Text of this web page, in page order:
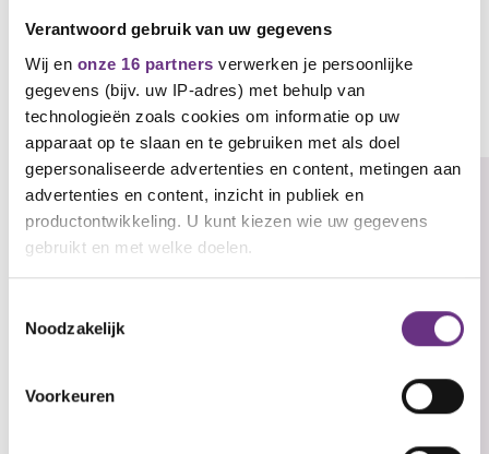
Verantwoord gebruik van uw gegevens
Wij en onze 16 partners verwerken je persoonlijke
gegevens (bijv. uw IP-adres) met behulp van
technologieën zoals cookies om informatie op uw
apparaat op te slaan en te gebruiken met als doel
gepersonaliseerde advertenties en content, metingen aan
advertenties en content, inzicht in publiek en
productontwikkeling. U kunt kiezen wie uw gegevens
gebruikt en met welke doelen.
Informatie verzamelen over uw geografische
Uw apparaat identificeren door het actief te
scannen op specifieke eigenschappen (fingerprinting)
Noodzakelijk
Voorkeuren
Gerelateerd nieuws
Zie al het nieuws